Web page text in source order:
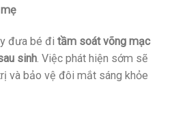
đưa bé đi tầm soát võng mạc
sinh . Việc phát hiện sớm sẽ
và bảo vệ đôi mắt sáng khỏe